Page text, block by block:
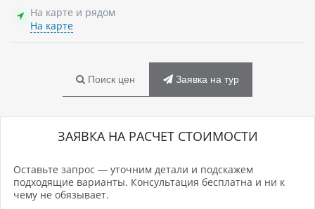
На карте и рядом
На карте
Поиск цен Заявка на тур
ЗАЯВКА НА РАСЧЕТ СТОИМОСТИ
Оставьте запрос — уточним детали и подскажем
подходящие варианты. Консультация бесплатна и ни к
чему не обязывает.